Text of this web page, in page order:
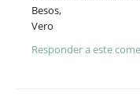
Besos,
Vero
Responder a este